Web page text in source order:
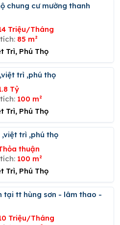
Triệu/Tháng
85 m²
Trì, Phú Thọ
trì ,phú thọ
Tỷ
100 m²
Trì, Phú Thọ
,việt trì ,phú thọ
thuận
100 m²
Trì, Phú Thọ
Triệu/Tháng